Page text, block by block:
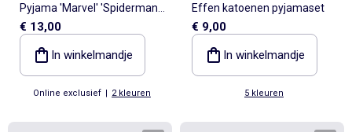
Pyjama 'Marvel' 'Spiderman'
2-delig
€ 13,00
In winkelmandje
Online exclusief | 2 kleuren
Effen katoenen pyjamaset
€ 9,00
In winkelmandje
5 kleuren